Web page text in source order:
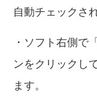
自動チェックさ
・ソフト右側で
ンをクリックし
ます。